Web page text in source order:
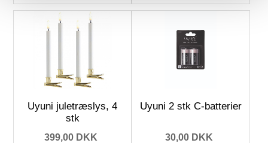
Uyuni juletræslys, 4
stk
399,00 DKK
Uyuni 2 stk C-batterier
30,00 DKK